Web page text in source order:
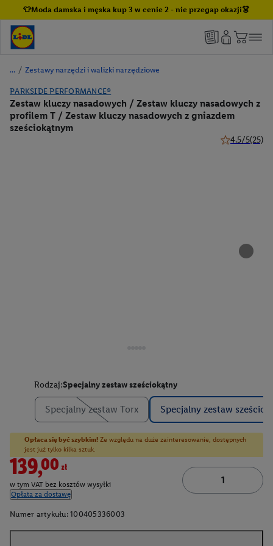
👕Moda damska i męska kup 3 w cenie 2 - nie przegap okazji👗
/ Zestawy narzędzi i walizki narzędziowe
PARKSIDE PERFORMANCE®
Zestaw kluczy nasadowych / Zestaw kluczy nasadowych z
profilem T / Zestaw kluczy nasadowych z gniazdem
sześciokątnym
4.5/5(25)
Rodzaj:Specjalny zestaw sześciokątny
Specjalny zestaw Torx Specjalny zestaw
Opłaca się być szybkim! Ze względu na duże zainteresowanie, dostępnych
jest już tylko kilka sztuk.
139,00zł
w tym VAT bez kosztów wysyłki
Opłata za dostawę
Numer artykułu: 100405336003